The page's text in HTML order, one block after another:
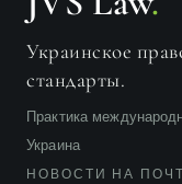
2а
ЕС утвердил
выборе суда 2005 года
Новый Регламент ЕС
спорах между
Украинское
стандарты.
Практика
Украина
НОВОСТИ НА